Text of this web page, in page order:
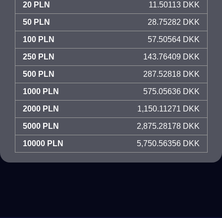
20 PLN 11.50113 DKK
50 PLN 28.75282 DKK
100 PLN 57.50564 DKK
250 PLN 143.76409 DKK
500 PLN 287.52818 DKK
1000 PLN 575.05636 DKK
2000 PLN 1,150.11271 DKK
5000 PLN 2,875.28178 DKK
10000 PLN 5,750.56356 DKK